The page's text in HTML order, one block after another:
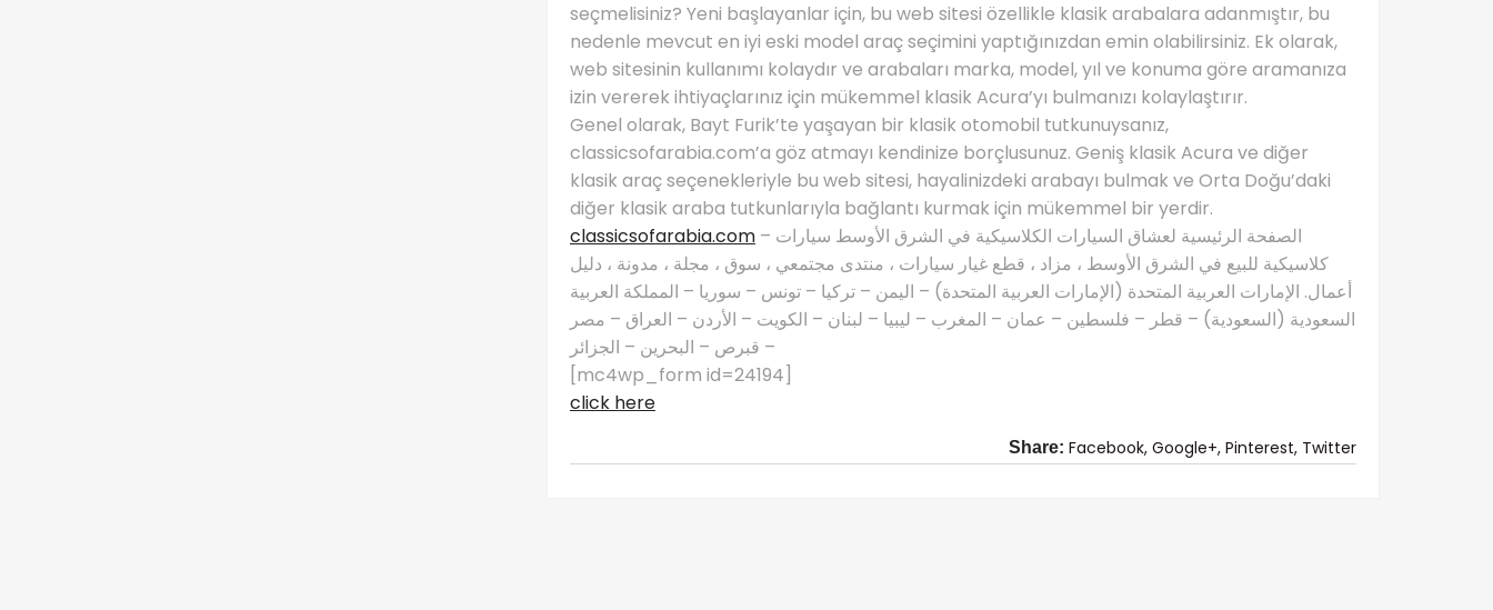
seçmelisiniz? Yeni başlayanlar için, bu web sitesi özellikle klasik arabalara adanmıştır, bu
nedenle mevcut en iyi eski model araç seçimini yaptığınızdan emin olabilirsiniz. Ek olarak,
web sitesinin kullanımı kolaydır ve arabaları marka, model, yıl ve konuma göre aramanıza
izin vererek ihtiyaçlarınız için mükemmel klasik Acura’yı bulmanızı kolaylaştırır.
Genel olarak, Bayt Furik’te yaşayan bir klasik otomobil tutkunuysanız,
classicsofarabia.com’a göz atmayı kendinize borçlusunuz. Geniş klasik Acura ve diğer
klasik araç seçenekleriyle bu web sitesi, hayalinizdeki arabayı bulmak ve Orta Doğu’daki
diğer klasik araba tutkunlarıyla bağlantı kurmak için mükemmel bir yerdir.
classicsofarabia.com – الصفحة الرئيسية لعشاق السيارات الكلاسيكية في الشرق الأوسط سيارات
كلاسيكية للبيع في الشرق الأوسط ، مزاد ، قطع غيار سيارات ، منتدى مجتمعي ، سوق ، مجلة ، مدونة ، دليل
أعمال. الإمارات العربية المتحدة (الإمارات العربية المتحدة) – اليمن – تركيا – تونس – سوريا – المملكة العربية
السعودية (السعودية) – قطر – فلسطين – عمان – المغرب – ليبيا – لبنان – الكويت – الأردن – العراق – مصر
– قبرص – البحرين – الجزائر
[mc4wp_form id=24194]
click here
Share: Facebook, Google+, Pinterest, Twitter